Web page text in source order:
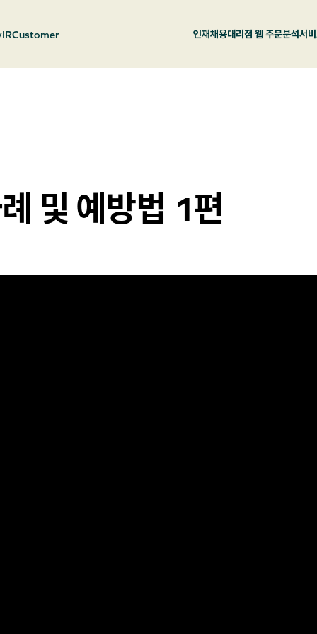
IRCustomer 인재채용대리점 웹 주문분석서
및 예방법 1편